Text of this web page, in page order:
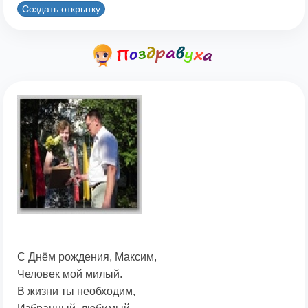
Создать открытку
С Днём рождения, Максим,
Человек мой милый.
В жизни ты необходим,